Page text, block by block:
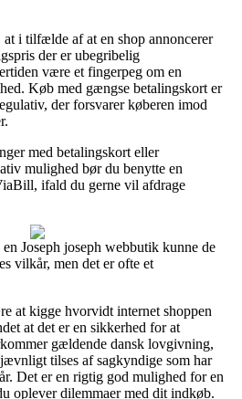
i tilfælde af at en shop annoncerer
der er ubegribelig
være et fingerpeg om en
Køb med gængse betalingskort er
der forsvarer køberen imod
med betalingskort eller
mulighed bør du benytte en
ifald du gerne vil afdrage
Joseph joseph webbutik kunne de
vilkår, men det er ofte et
at kigge hvorvidt internet shoppen
at det er en sikkerhed for at
gældende dansk lovgivning,
tilses af sagkyndige som har
Det er en rigtig god mulighed for en
oplever dilemmaer med dit indkøb.